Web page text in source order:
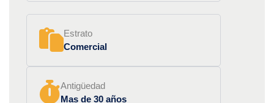
Estrato
Comercial
Antigüedad
Mas de 30 años